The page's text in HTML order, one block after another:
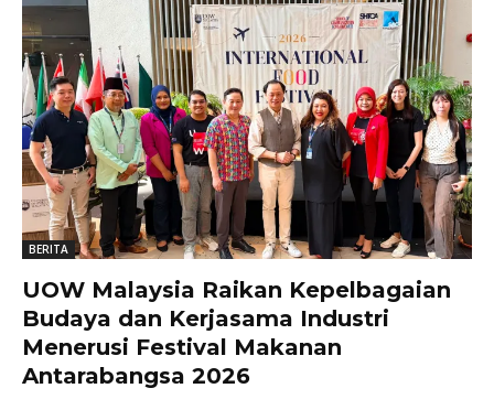
BERITA
UOW Malaysia Raikan Kepelbagaian
Budaya dan Kerjasama Industri
Menerusi Festival Makanan
Antarabangsa 2026